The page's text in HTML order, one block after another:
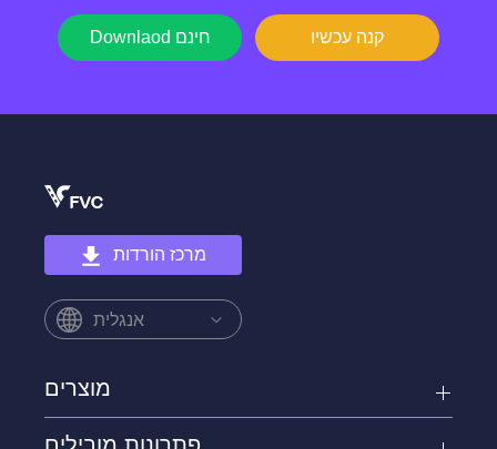
Downlaod חינם קנה עכשיו
מרכז הורדות
אנגלית
מוצרים